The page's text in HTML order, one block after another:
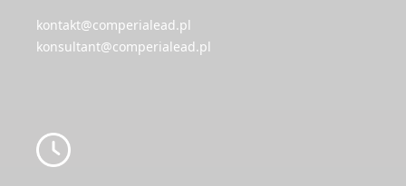
kontakt@comperialead.pl
konsultant@comperialead.pl